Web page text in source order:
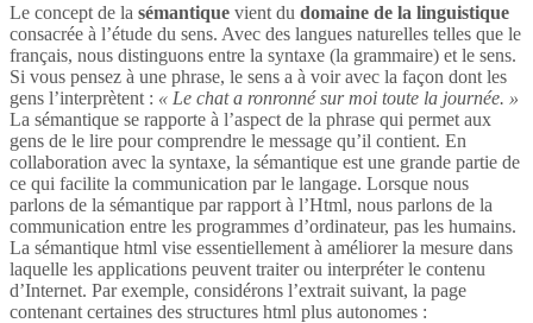
Le concept de la sémantique vient du domaine de la linguistique
consacrée à l’étude du sens. Avec des langues naturelles telles que le
français, nous distinguons entre la syntaxe (la grammaire) et le sens.
Si vous pensez à une phrase, le sens a à voir avec la façon dont les
gens l’interprètent : « Le chat a ronronné sur moi toute la journée. »
La sémantique se rapporte à l’aspect de la phrase qui permet aux
gens de le lire pour comprendre le message qu’il contient. En
collaboration avec la syntaxe, la sémantique est une grande partie de
ce qui facilite la communication par le langage. Lorsque nous
parlons de la sémantique par rapport à l’Html, nous parlons de la
communication entre les programmes d’ordinateur, pas les humains.
La sémantique html vise essentiellement à améliorer la mesure dans
laquelle les applications peuvent traiter ou interpréter le contenu
d’Internet. Par exemple, considérons l’extrait suivant, la page
contenant certaines des structures html plus autonomes :